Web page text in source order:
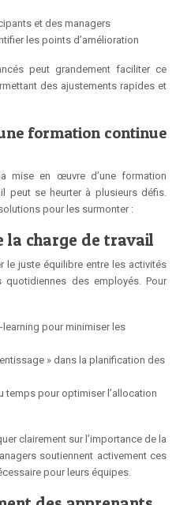
et des managers
les points d’amélioration
peut grandement faciliter ce
des ajustements rapides et
formation continue
mise en œuvre d’une formation
peut se heurter à plusieurs défis.
pour les surmonter :
la charge de travail
le juste équilibre entre les activités
des employés. Pour
pour minimiser les
» dans la planification des
pour optimiser l’allocation
clairement sur l’importance de la
soutiennent activement ces
pour leurs équipes.